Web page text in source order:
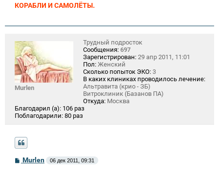
КОРАБЛИ И САМОЛЁТЫ.
Murlen
Трудный подросток
Сообщения: 697
Зарегистрирован: 29 апр 2011, 11:01
Пол: Женский
Сколько попыток ЭКО: 3
В каких клиниках проводилось лечение:
Альтравита (крио - ЗБ)
Витроклиник (Базанов ПА)
Откуда: Москва
Благодарил (а): 106 раз
Поблагодарили: 80 раз
С
о
Murlen 06 дек 2011, 09:31